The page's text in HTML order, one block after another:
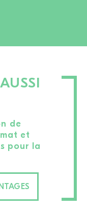
de
et
pour la